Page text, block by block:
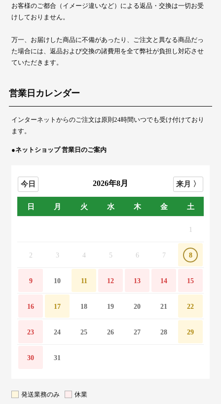
お客様のご都合（イメージ違いなど）による返品・交換は一切お受
けしておりません。
万一、お届けした商品に不備があったり、ご注文と異なる商品だっ
た場合には、返品および交換の諸費用を全て弊社が負担し対応させ
ていただきます。
営業日カレンダー
インターネットからのご注文は原則24時間いつでも受け付けており
ます。
●ネットショップ 営業日のご案内
2026年8月
日 月 火 水 木 金 土
1
2 3 4 5 6 7 8
9 10 11 12 13 14 15
16 17 18 19 20 21 22
23 24 25 26 27 28 29
30 31
発送業務のみ 休業